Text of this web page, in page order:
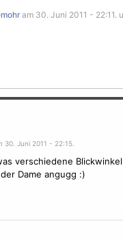
am 30. Juni 2011 - 22:11.
30. Juni 2011 - 22:15.
verschiedene
Dame angugg :)